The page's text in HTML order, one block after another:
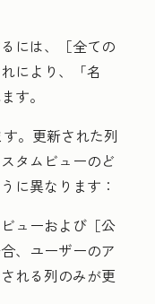
には、
［全ての
により、
「名
す。
。更新された列
タムビューのど
に異なります：
ューおよび ［公
、ユーザーのア
れる列のみが更